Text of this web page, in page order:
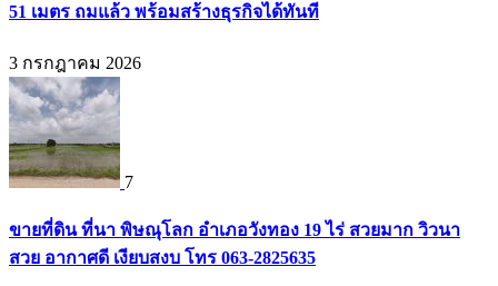
51 เมตร ถมแล้ว พร้อมสร้างธุรกิจได้ทันที
3 กรกฎาคม 2026
7
ขายที่ดิน ที่นา พิษณุโลก อำเภอวังทอง 19 ไร่ สวยมาก วิวนา
สวย อากาศดี เงียบสงบ โทร 063-2825635